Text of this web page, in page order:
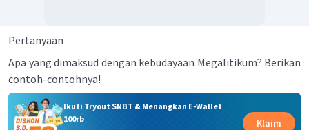
Pertanyaan
Apa yang dimaksud dengan kebudayaan Megalitikum? Berikan
contoh-contohnya!
Ikuti Tryout SNBT & Menangkan E-Wallet
100rb
Klaim